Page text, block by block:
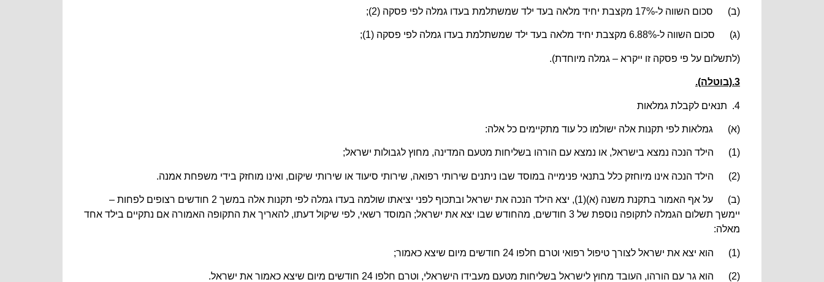
(ב) סכום השווה ל-17% מקצבת יחיד מלאה בעד ילד שמשתלמת בעדו גמלה לפי פסקה (2);
(ג) סכום השווה ל-6.88% מקצבת יחיד מלאה בעד ילד שמשתלמת בעדו גמלה לפי פסקה (1);
(לתשלום על פי פסקה זו ייקרא – גמלה מיוחדת).
3.(בוטלה).
4. תנאים לקבלת גמלאות
(א) גמלאות לפי תקנות אלה ישולמו כל עוד מתקיימים כל אלה:
(1) הילד הנכה נמצא בישראל, או נמצא עם הורהו בשליחות מטעם המדינה, מחוץ לגבולות ישראל;
(2) הילד הנכה אינו מיוחזק כלל בתנאי פנימייה במוסד שבו ניתנים שירותי רפואה, שירותי סיעוד או שירותי שיקום, ואינו מוחזק בידי משפחת אמנה.
(ב) על אף האמור בתקנת משנה (א)(1), יצא הילד הנכה את ישראל ובתכוף לפני יציאתו שולמה בעדו גמלה לפי תקנות אלה במשך 2 חודשים רצופים לפחות –
יימשך תשלום הגמלה לתקופה נוספת של 3 חודשים, מהחודש שבו יצא את ישראל; המוסד רשאי, לפי שיקול דעתו, להאריך את התקופה האמורה אם נתקיים בילד אחד
מאלה:
(1) הוא יצא את ישראל לצורך טיפול רפואי וטרם חלפו 24 חודשים מיום שיצא כאמור;
(2) הוא גר עם הורהו, העובד מחוץ לישראל בשליחות מטעם מעבידו הישראלי, וטרם חלפו 24 חודשים מיום שיצא כאמור את ישראל.